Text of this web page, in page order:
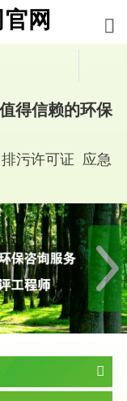
网
得信赖的环保
污许可证 应急